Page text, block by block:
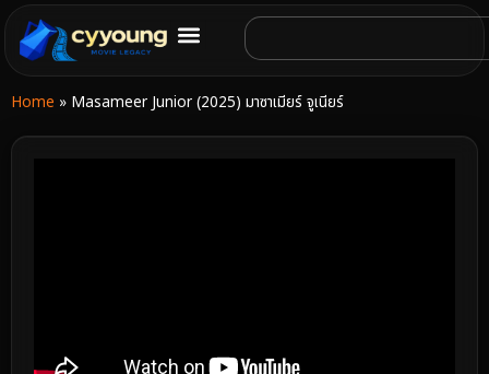
Home » Masameer Junior (2025) มาซาเมียร์ จูเนียร์